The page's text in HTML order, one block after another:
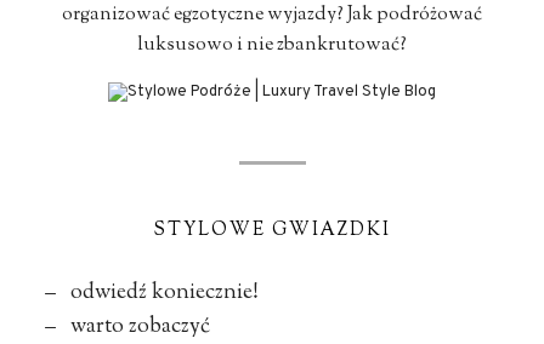
organizować egzotyczne wyjazdy? Jak podróżować
luksusowo i nie zbankrutować?
STYLOWE GWIAZDKI
– odwiedź koniecznie!
– warto zobaczyć